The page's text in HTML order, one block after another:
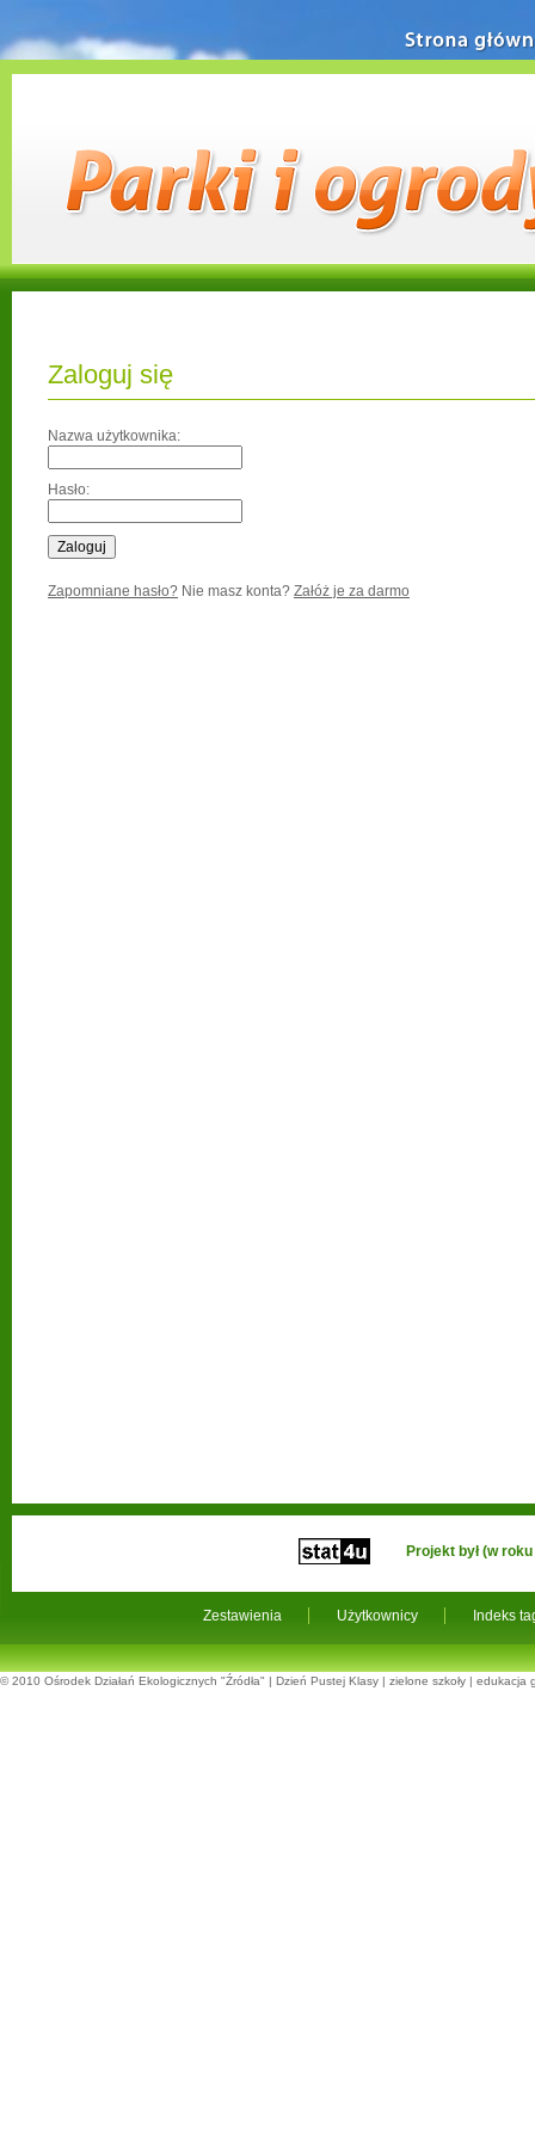
Zaloguj się
Nazwa użytkownika:
Hasło:
Zapomniane hasło? Nie masz konta? Załóż je za darmo
Strona główna
Zestawienia Użytkownicy Indeks
Projekt był (w
© 2010 Ośrodek Działań Ekologicznych "Źródła" | Dzień Pustej Klasy | zielone szkoły | edukacja